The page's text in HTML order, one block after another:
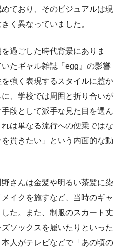
ており、そのビジュアルは現
く異なっていました。
過ごした時代背景にありま
たギャル雑誌『egg』の影響
強く表現するスタイルに惹か
、学校では周囲と折り合いが
段として派手な見た目を選ん
は単なる流行への便乗ではな
貫きたい」という内面的な動
さんは金髪や明るい茶髪に染
イクを施すなど、当時のギャ
た。また、制服のスカート丈
ソックスを履いたりといった
人がテレビなどで「あの頃の